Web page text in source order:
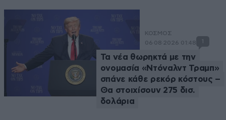
ΚΟΣΜΟΣ
06·08·2026 01:48
1
Τα νέα θωρηκτά με την
ονομασία «Ντόναλντ Τραμπ»
σπάνε κάθε ρεκόρ κόστους –
Θα στοιχίσουν 275 δισ.
δολάρια